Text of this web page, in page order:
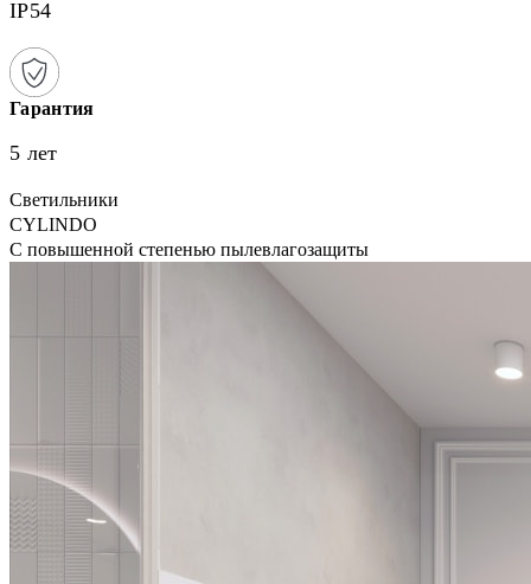
IP54
Гарантия
5 лет
Светильники
CYLINDO
С повышенной степенью пылевлагозащиты